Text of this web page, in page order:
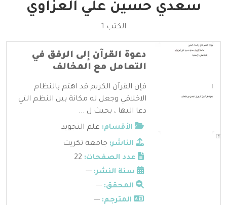
سعدي حسين علي العزاوي
الكتب 1
دعوة القرآن إلى الرفق في
التعامل مع المخالف
فإن القرآن الكريم قد اهتم بالنظام
الاخلاقي وجعل له مكانة بين النظم التي
دعا اليها ، بحيث ل ...
الأقسام: علم التجويد
الناشر: جامعة تكريت
عدد الصفحات:
سنة النشر: ---
المحقق: ---
المترجم: ---